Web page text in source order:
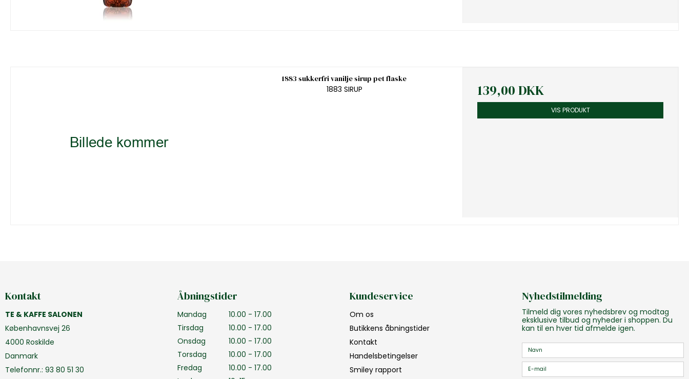
1883 sukkerfri vanilje sirup pet flaske
1883 SIRUP
139,00 DKK
VIS PRODUKT
Kontakt
TE & KAFFE SALONEN
Københavnsvej 26
4000 Roskilde
Danmark
Telefonnr.: 93 80 51 30
Åbningstider
Mandag
10.00 - 17.00
Tirsdag
10.00 - 17.00
Onsdag
10.00 - 17.00
Torsdag
10.00 - 17.00
Fredag
10.00 - 17.00
Kundeservice
Om os
Butikkens åbningstider
Kontakt
Handelsbetingelser
Smiley rapport
Nyhedstilmelding
Tilmeld dig vores nyhedsbrev og modtag
eksklusive tilbud og nyheder i shoppen. Du
kan til en hver tid afmelde igen.